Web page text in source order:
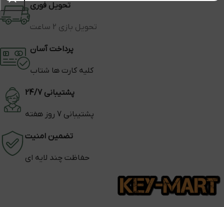
تحویل فوری
تحویل بازی 2 ساعت
پرداخت آسان
کلیه کارت ها شتاب
پشتیبانی 24/7
پشتیبانی 7 روز هفته
تضمین امنیت
حفاظت چند لایه ای